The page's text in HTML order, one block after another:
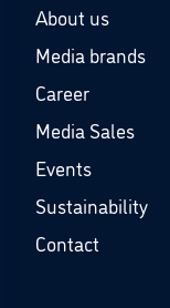
About us
Media brands
Career
Media Sales
Events
Sustainability
Contact